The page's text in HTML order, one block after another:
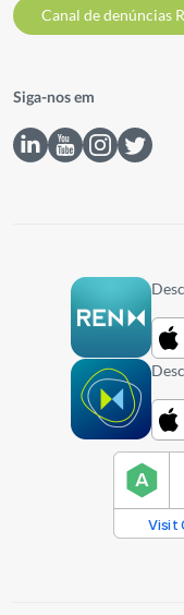
Canal de denúncias
Siga-nos em